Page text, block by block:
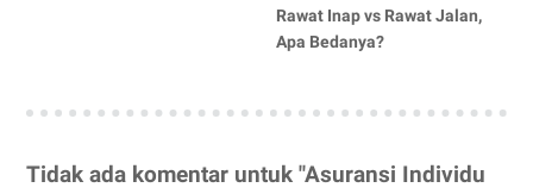
Rawat Inap vs Rawat Jalan,
Apa Bedanya?
Tidak ada komentar untuk "Asuransi Individu